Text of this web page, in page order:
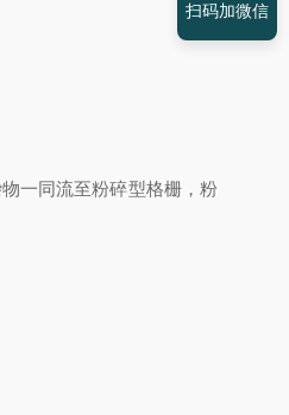
一同流至粉碎型格栅，粉
扫码加微信